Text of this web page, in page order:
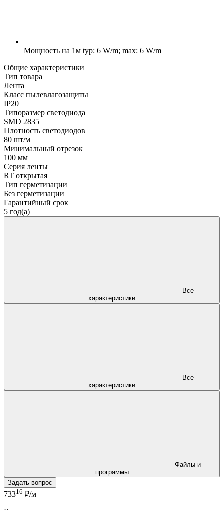
Мощность на 1м typ: 6 W/m; max: 6 W/m
Общие характеристики
Тип товара
Лента
Класс пылевлагозащиты
IP20
Типоразмер светодиода
SMD 2835
Плотность светодиодов
80 шт/м
Минимальный отрезок
100 мм
Серия ленты
RT открытая
Тип герметизации
Без герметизации
Гарантийный срок
5 год(а)
характеристики
характеристики
программы
Задать вопрос
73316 ₽/м